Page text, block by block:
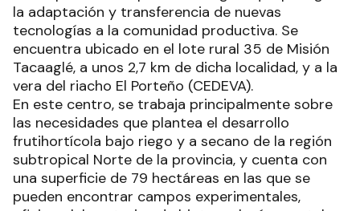
la adaptación y transferencia de nuevas
tecnologías a la comunidad productiva. Se
encuentra ubicado en el lote rural 35 de Misión
Tacaaglé, a unos 2,7 km de dicha localidad, y a la
vera del riacho El Porteño (CEDEVA).
En este centro, se trabaja principalmente sobre
las necesidades que plantea el desarrollo
frutihortícola bajo riego y a secano de la región
subtropical Norte de la provincia, y cuenta con
una superficie de 79 hectáreas en las que se
pueden encontrar campos experimentales,